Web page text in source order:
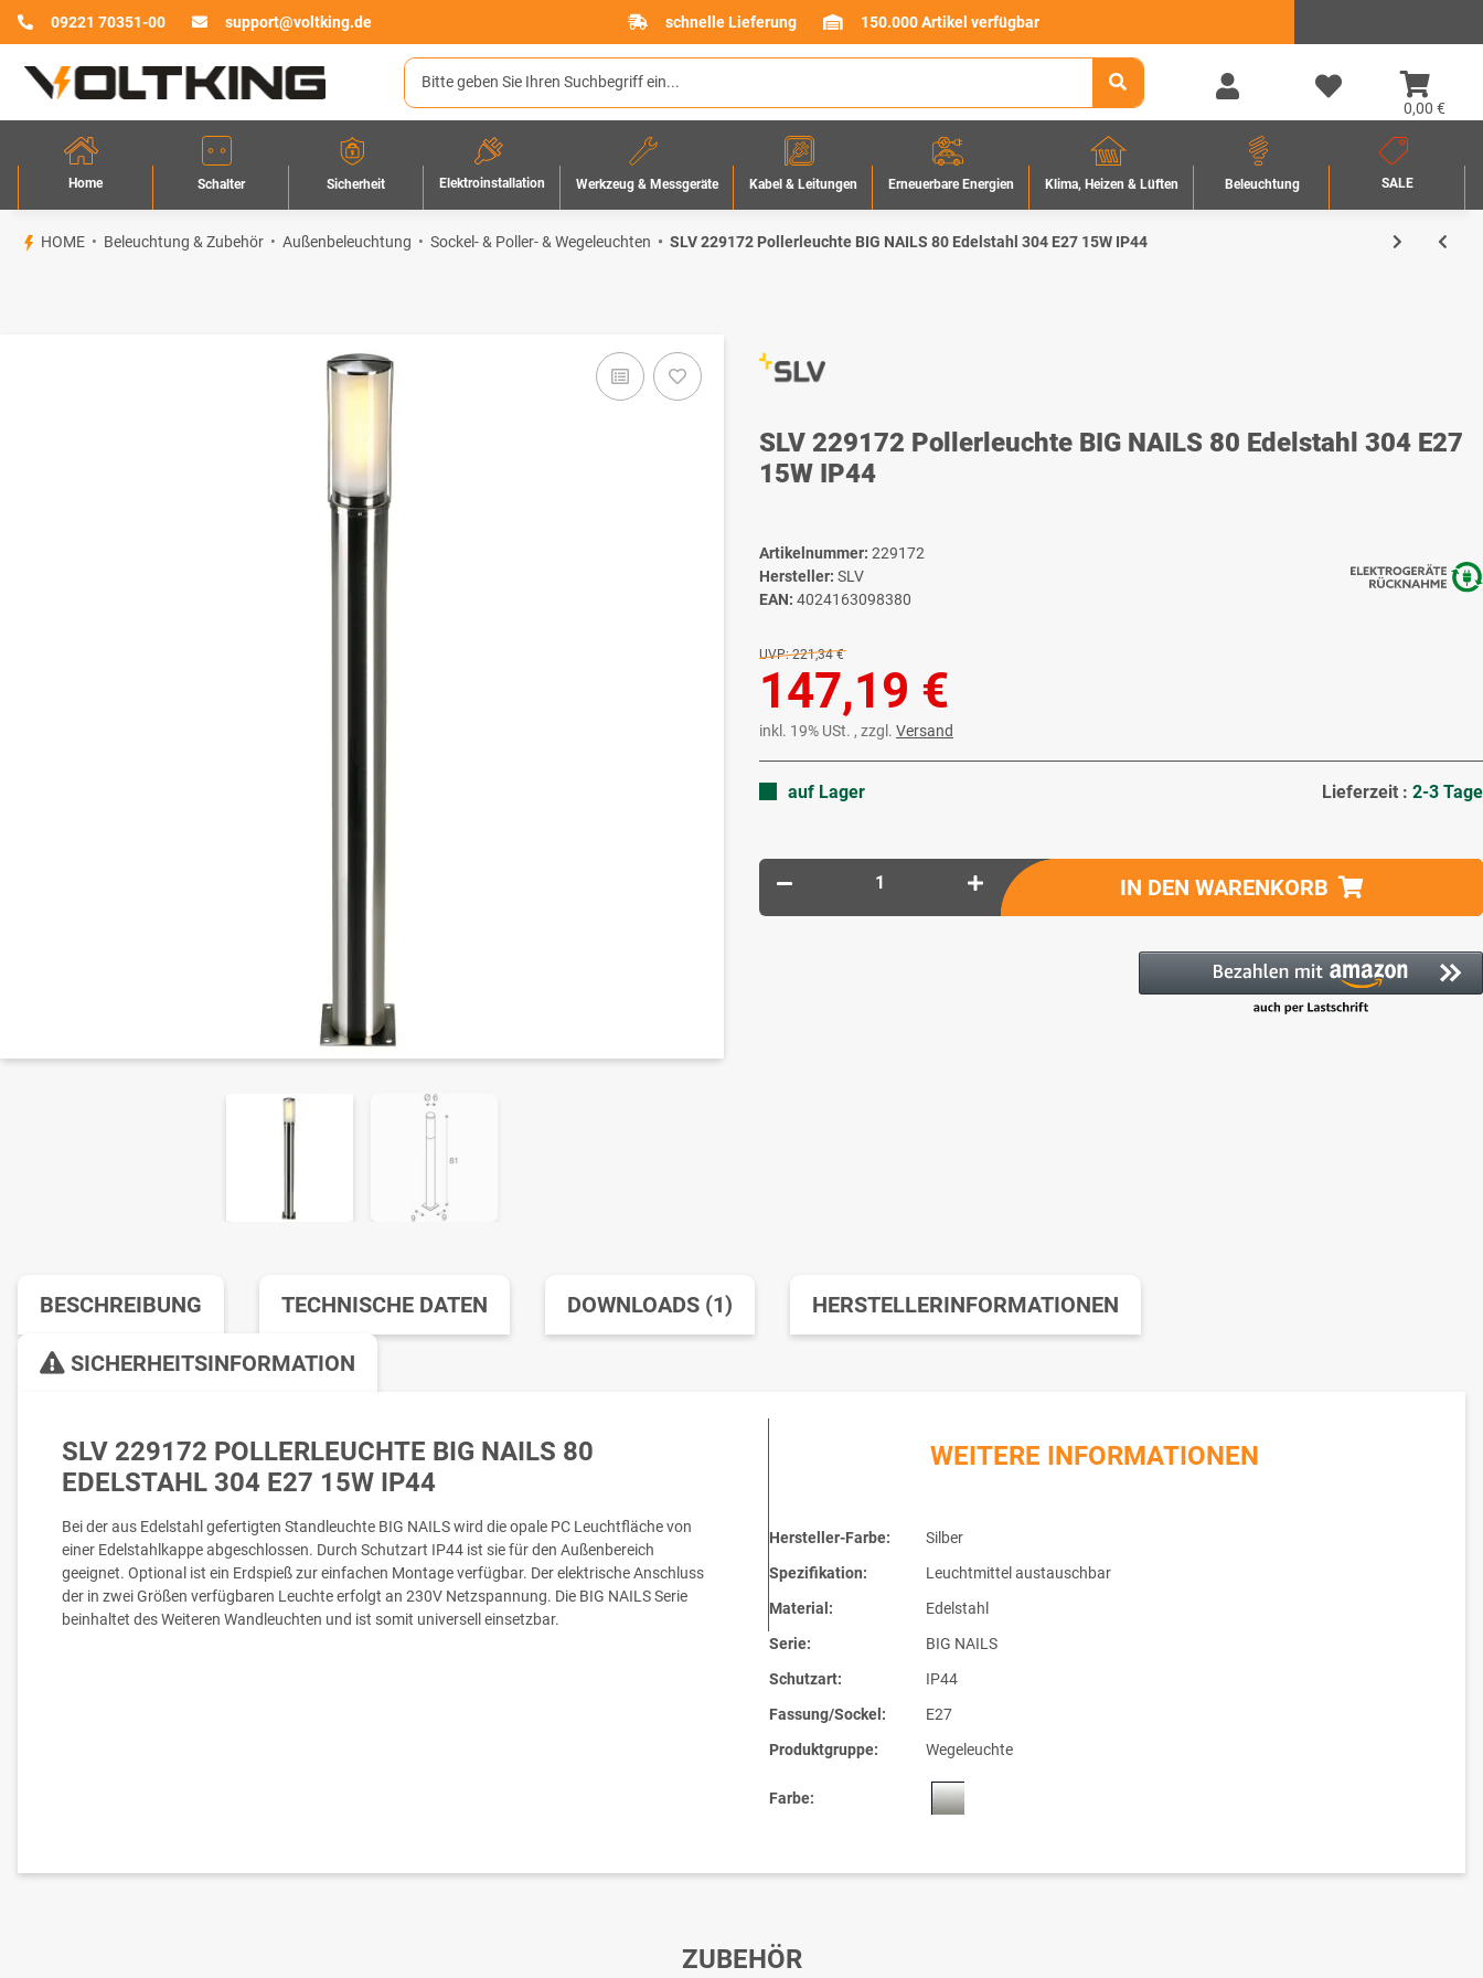
09221 70351-00 support@voltking.de schnelle Lieferung 150.000 Artikel verfügbar
0,00 €
Home Schalter Sicherheit Elektroinstallation Werkzeug & Messgeräte Kabel & Leitungen Erneuerbare Energien Klima, Heizen & Lüften Beleuchtung SALE
HOME Beleuchtung & Zubehör Außenbeleuchtung Sockel- & Poller- & Wegeleuchten SLV 229172 Pollerleuchte BIG NAILS 80 Edelstahl 304 E27 15W IP44
SLV 229172 Pollerleuchte BIG NAILS 80 Edelstahl 304 E27
15W IP44
Artikelnummer: 229172
Hersteller: SLV
EAN: 4024163098380
UVP: 221,34 €
147,19 €
inkl. 19% USt. , zzgl. Versand
auf Lager Lieferzeit : 2-3 Tage
IN DEN WARENKORB
BESCHREIBUNG TECHNISCHE DATEN DOWNLOADS (1) HERSTELLERINFORMATIONEN
SICHERHEITSINFORMATION
SLV 229172 POLLERLEUCHTE BIG NAILS 80
EDELSTAHL 304 E27 15W IP44
Bei der aus Edelstahl gefertigten Standleuchte BIG NAILS wird die opale PC Leuchtfläche von
einer Edelstahlkappe abgeschlossen. Durch Schutzart IP44 ist sie für den Außenbereich
geeignet. Optional ist ein Erdspieß zur einfachen Montage verfügbar. Der elektrische Anschluss
der in zwei Größen verfügbaren Leuchte erfolgt an 230V Netzspannung. Die BIG NAILS Serie
beinhaltet des Weiteren Wandleuchten und ist somit universell einsetzbar.
WEITERE INFORMATIONEN
Hersteller-Farbe:
Silber
Spezifikation:
Leuchtmittel austauschbar
Material:
Edelstahl
Serie:
BIG NAILS
Schutzart:
IP44
Fassung/Sockel:
E27
Produktgruppe:
Wegeleuchte
Farbe:
ZUBEHÖR